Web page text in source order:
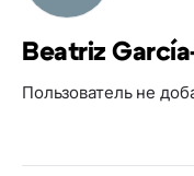
Beatriz
Пользователь не